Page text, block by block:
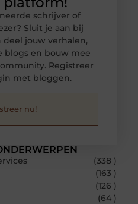
(338 )
(163 )
(126 )
(64 )
schrijver of
Sluit je aan bij
jouw verhalen,
blogs en bouw mee
Registreer
met bloggen.
nu!